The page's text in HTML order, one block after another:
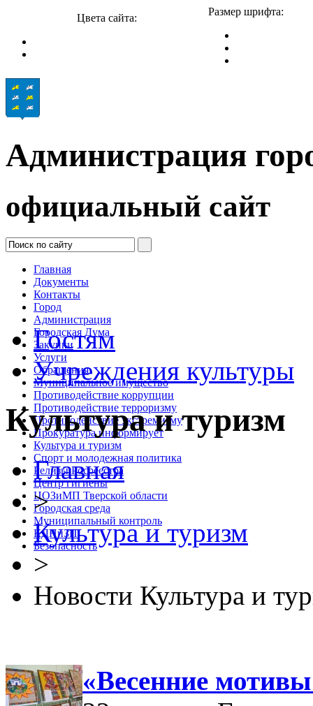
Цвета сайта:
Размер шрифта:
Администрация
официальный сайт
Главная
Документы
Контакты
Город
Администрация
Городская Дума
Закупки
Услуги
Обращения
Муниципальное имущество
Противодействие коррупции
Противодействие терроризму
Противодействие экстремизму
Прокуратура информирует
Культура и туризм
Спорт и молодежная политика
Релизы Росреестра
Центр гигиены
ЦОЗиМП Тверской области
Городская среда
Муниципальный контроль
КДНиЗП
Безопасность
Гостям
Учреждения культуры
Культура и туризм
Главная
>
Культура и туризм
>
Новости Культура и
«Весенние